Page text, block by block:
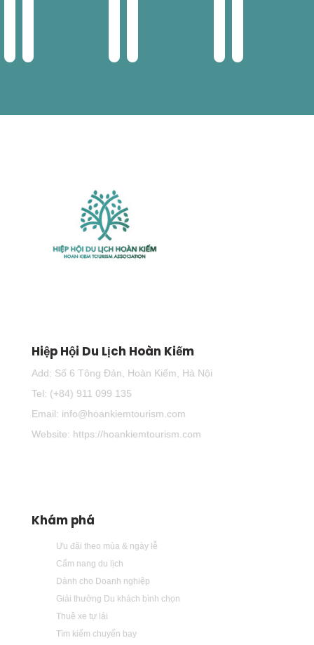
Hiệp Hội Du Lịch Hoàn Kiếm
Add: Số 6 Tông Đản, Hoàn Kiếm, Hà Nội
Tel: (+84) 911 099 135
Email: info@hoankiemtourism.com
Website: https://hoankiemtourism.com
Khám phá
Ưu đãi theo mùa & ngày lễ
Cẩm nang du lịch
Dành cho Doanh nghiệp
Giải thưởng Du khách bình chọn
Thuê xe tự lái
Tìm kiếm chuyến bay